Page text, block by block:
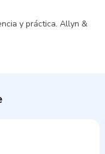
y práctica. Allyn &